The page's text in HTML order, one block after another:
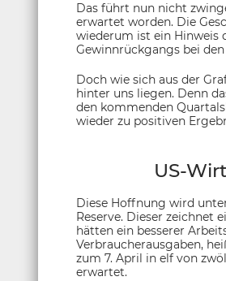
Das führt nun nicht
erwartet worden. Die
wiederum ist ein Hinweis
Gewinnrückgangs bei
Doch wie sich aus der
hinter uns liegen. Denn
den kommenden
wieder zu positiven
US-
Diese Hoffnung wird
Reserve. Dieser zeichnet
hätten ein besserer
Verbraucherausgaben,
zum 7. April in elf von
erwartet.